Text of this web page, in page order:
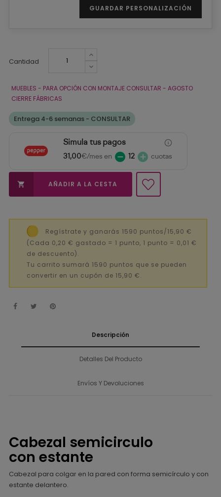
GUARDAR PERSONALIZACIÓN
Cantidad
MUEBLES - PARA OPCIÓN CON MONTAJE CONSULTAR - AGOSTO
CIERRE FÁBRICAS
Entrega 4-6 semanas - CONSULTAR
Simula tus pagos
31,00€/mes en 12 cuotas
 AÑADIR A LA CESTA
Regístrate y ganarás 1590 puntos/15,90 €
(Cada 0,20 € gastado = 1 punto, 1 punto = 0,01 €
de descuento).
Tu carrito sumará 1590 puntos que se pueden
convertir en un cupón de 15,90 €.
Descripción
Detalles Del Producto
Envíos Y Devoluciones
Cabezal semicirculo
con estante
Cabezal para colgar en la pared con forma semicírculo y con
estante delantero.